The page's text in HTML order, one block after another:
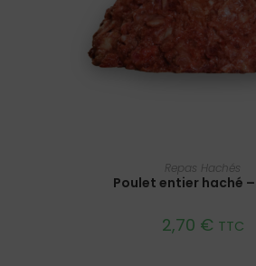
AJOUTER AU
Repas Hachés
Poulet entier haché
2,70 € TTC